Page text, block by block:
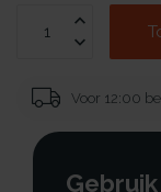
Voor 12:00